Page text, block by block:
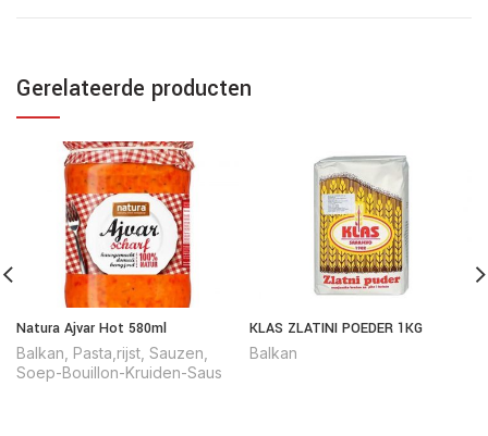
Gerelateerde producten
Natura Ajvar Hot 580ml
Balkan Pasta,rijst Sauzen
Soep-Bouillon-Kruiden-Saus
KLAS ZLATINI POEDER 1KG
Balkan